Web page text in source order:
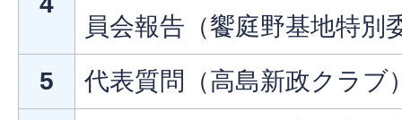
員会報告（饗庭野基地特別
5
代表質問（高島新政クラブ